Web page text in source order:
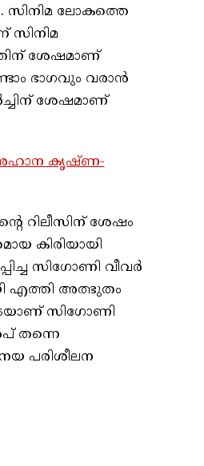
സിനിമ ലോകത്തെ
സിനിമ
ശേഷമാണ്
ഭാഗവും വരാൻ
ശേഷമാണ്
അഹാന കൃഷ്ണ-
റിലീസിന് ശേഷം
കിരിയായി
സിഗോണി വീവർ
എത്തി അത്ഭുതം
സിഗോണി
തന്നെ
പരിശീലന